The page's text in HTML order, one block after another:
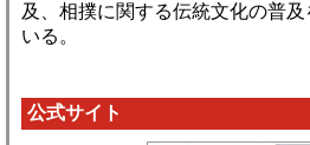
及、相撲に関する伝統文化の普
いる。
公式サイト